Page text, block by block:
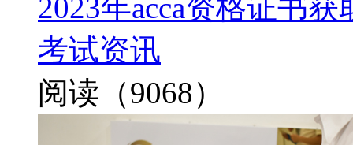
2023年acca资格证书
考试资讯
阅读（9068）